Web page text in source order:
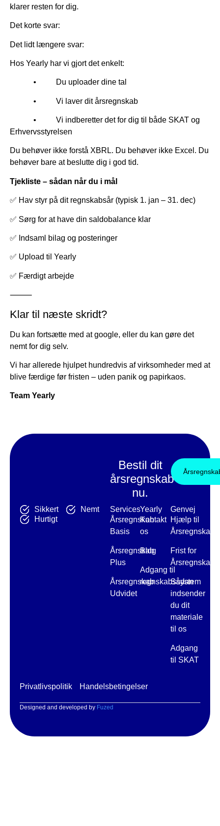
klarer resten for dig.
Det korte svar:
Det lidt længere svar:
Hos Yearly har vi gjort det enkelt:
• Du uploader dine tal
• Vi laver dit årsregnskab
• Vi indberetter det for dig til både SKAT og
Erhvervsstyrelsen
Du behøver ikke forstå XBRL. Du behøver ikke Excel. Du
behøver bare at beslutte dig i god tid.
Tjekliste – sådan når du i mål
✅ Hav styr på dit regnskabsår (typisk 1. jan – 31. dec)
✅ Sørg for at have din saldobalance klar
✅ Indsaml bilag og posteringer
✅ Upload til Yearly
✅ Færdigt arbejde
⸻
Klar til næste skridt?
Du kan fortsætte med at google, eller du kan gøre det
nemt for dig selv.
Vi har allerede hjulpet hundredvis af virksomheder med at
blive færdige før fristen – uden panik og papirkaos.
Team Yearly
Bestil dit
årsregnskab
nu.
Sikkert
Nemt
Hurtigt
Services
Årsregnskab
Basis
Årsregnskab
Plus
Årsregnskab
Udvidet
Yearly
Kontakt
os
Blog
Adgang til
regnskabssystem
Genvej
Hjælp til
Årsregnskab
Frist for
Årsregnskab
Sådan
indsender
du dit
materiale
til os
Adgang
til SKAT
Privatlivspolitik Handelsbetingelser
Designed and developed by Fuzed